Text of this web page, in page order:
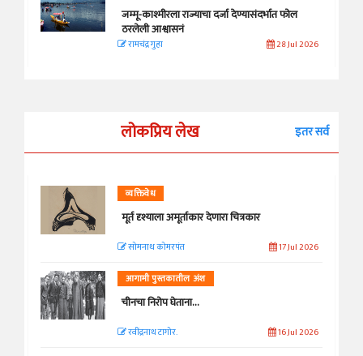
जम्मू-काश्मीरला राज्याचा दर्जा देण्यासंदर्भात फोल
ठरलेली आश्वासनं
रामचंद्र गुहा 28 Jul 2026
लोकप्रिय लेख इतर सर्व
व्यक्तिवेध
मूर्त दृश्याला अमूर्ताकार देणारा चित्रकार
सोमनाथ कोमरपंत 17 Jul 2026
आगामी पुस्तकातील अंश
चीनचा निरोप घेताना...
रवींद्रनाथ टागोर. 16 Jul 2026